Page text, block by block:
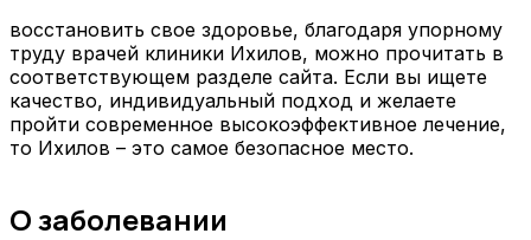
восстановить свое здоровье, благодаря упорному
труду врачей клиники Ихилов, можно прочитать в
соответствующем разделе сайта. Если вы ищете
качество, индивидуальный подход и желаете
пройти современное высокоэффективное лечение,
то Ихилов – это самое безопасное место.
О заболевании